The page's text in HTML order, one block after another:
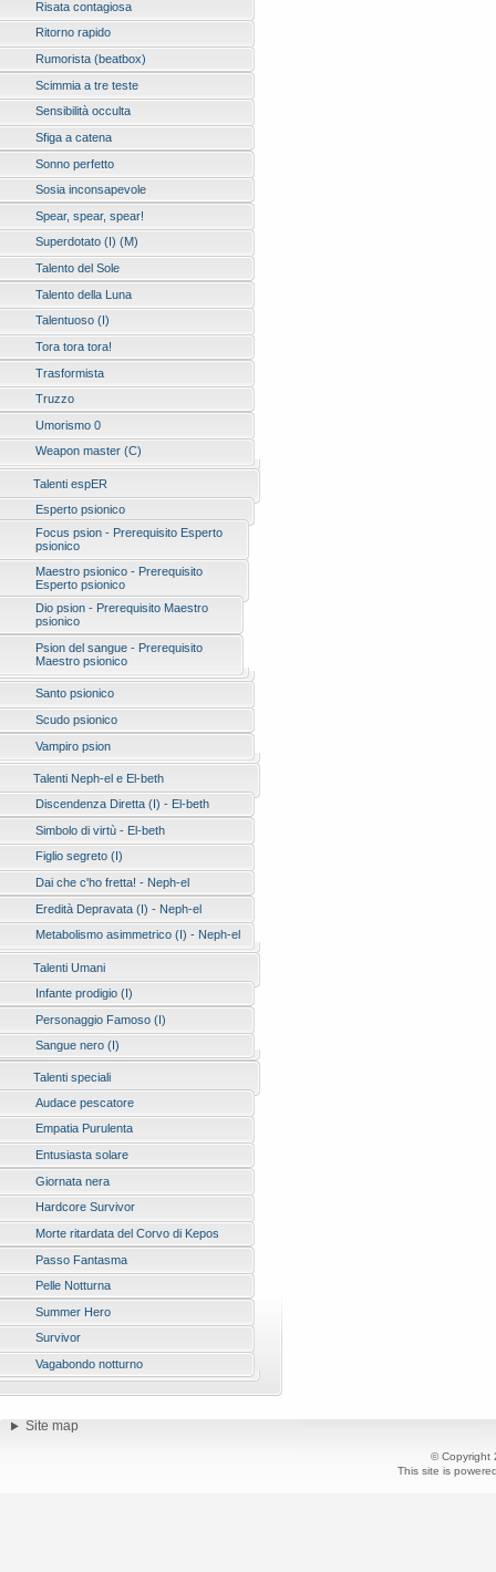
Risata contagiosa
Ritorno rapido
Rumorista (beatbox)
Scimmia a tre teste
Sensibilità occulta
Sfiga a catena
Sonno perfetto
Sosia inconsapevole
Spear, spear, spear!
Superdotato (I) (M)
Talento del Sole
Talento della Luna
Talentuoso (I)
Tora tora tora!
Trasformista
Truzzo
Umorismo 0
Weapon master (C)
Talenti espER
Esperto psionico
Focus psion - Prerequisito Esperto
psionico
Maestro psionico - Prerequisito
Esperto psionico
Dio psion - Prerequisito Maestro
psionico
Psion del sangue - Prerequisito
Maestro psionico
Santo psionico
Scudo psionico
Vampiro psion
Talenti Neph-el e El-beth
Discendenza Diretta (I) - El-beth
Simbolo di virtù - El-beth
Figlio segreto (I)
Dai che c'ho fretta! - Neph-el
Eredità Depravata (I) - Neph-el
Metabolismo asimmetrico (I) - Neph-el
Talenti Umani
Infante prodigio (I)
Personaggio Famoso (I)
Sangue nero (I)
Talenti speciali
Audace pescatore
Empatia Purulenta
Entusiasta solare
Giornata nera
Hardcore Survivor
Morte ritardata del Corvo di Kepos
Passo Fantasma
Pelle Notturna
Summer Hero
Survivor
Vagabondo notturno
Site map
© Copyright
This site is